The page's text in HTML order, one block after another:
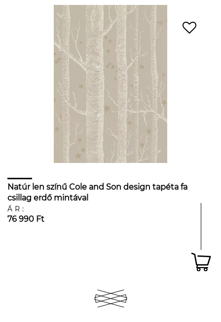
Natúr len színű Cole and Son design tapéta fa
csillag erdő mintával
ÁR:
76 990 Ft